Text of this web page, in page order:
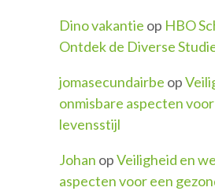
Dino vakantie op HBO
Ontdek de Diverse
jomasecundairbe op
onmisbare aspecten
levensstijl
Johan opVeiligheid en
aspecten voor een